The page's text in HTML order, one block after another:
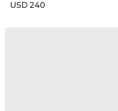
USD 240